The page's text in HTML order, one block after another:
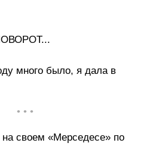
много было, я дала в
• • •
своем «Мерседесе» по